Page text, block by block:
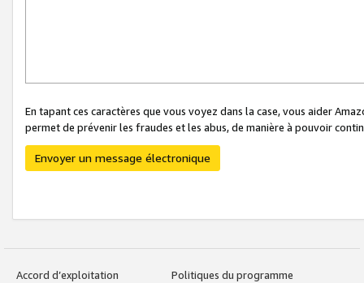
En tapant ces caractères que vous voyez dans la case, vous aider
permet de prévenir les fraudes et les abus, de manière à pouvoir
Envoyer un message électronique
Accord d’exploitation
Politiques du programme